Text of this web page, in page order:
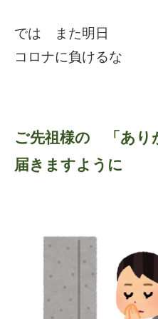
では また明日
コロナに負けるな
ご先祖様の 「あり
届きますように